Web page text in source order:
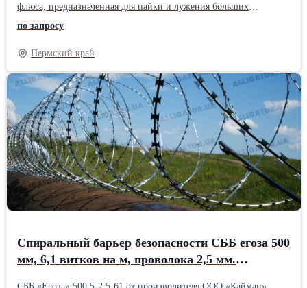
флюса, предназначенная для пайки и лужения больших
оцинкованных сталей, чугуна и медных сплавов. Поставляется в
пластиковой упаковке 1 кг. Паста содержит активный компонент
- хлорид цинка, который может вызывать коррозию. После
пайки и лужения необходимо смыть остатки флюса тёплой водой
и чистой ветошью.
по запросу
Пермский край
Спиральный барьер безопасности СББ егоза 500
мм, 6,1 витков на м, проволока 2,5 мм.